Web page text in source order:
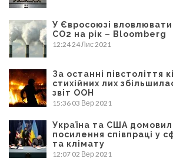
У Євросоюзі
CO2 на рік – Bloomberg
12:24 24 Лис 2021
За останні півстоліття
стихійних лих
звіт ООН
15:36 03 Вер 2021
Україна та США
посилення співпраці у
та клімату
12:07 02 Вер 2021